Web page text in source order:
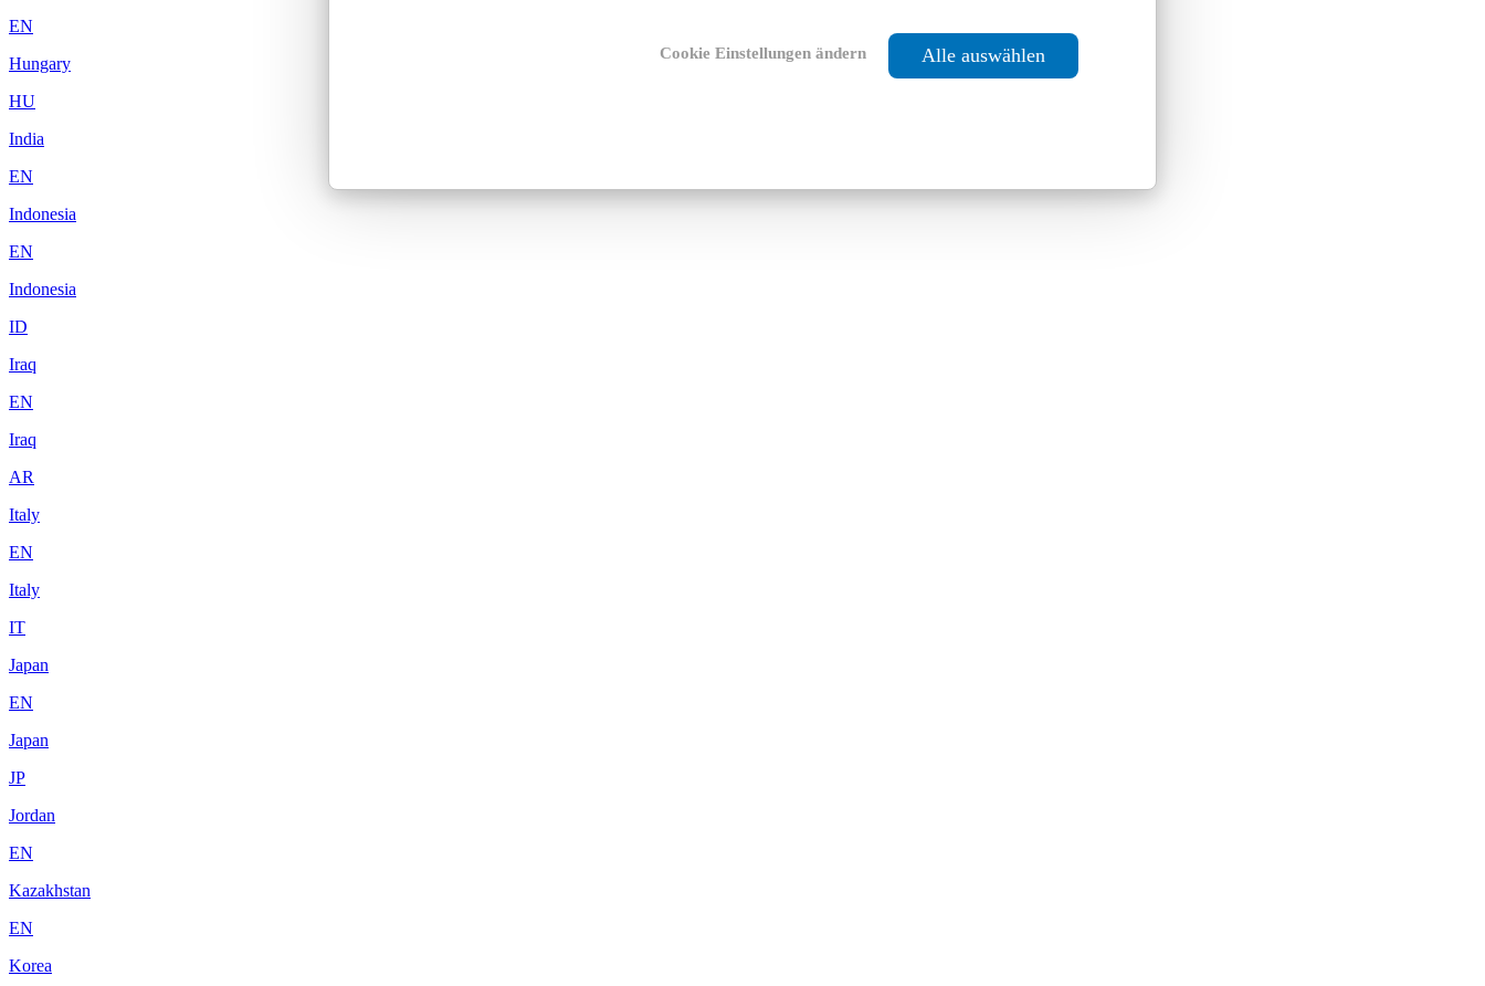
Cookie Einstellungen ändern Alle auswählen
EN
Hungary
HU
India
EN
Indonesia
EN
Indonesia
ID
Iraq
EN
Iraq
AR
Italy
EN
Italy
IT
Japan
EN
Japan
JP
Jordan
EN
Kazakhstan
EN
Korea